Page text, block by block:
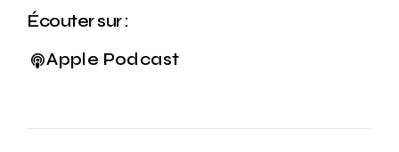
Écouter sur :
Apple Podcast